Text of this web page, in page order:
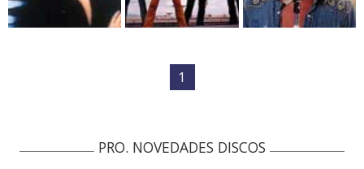
1
PRO. NOVEDADES DISCOS